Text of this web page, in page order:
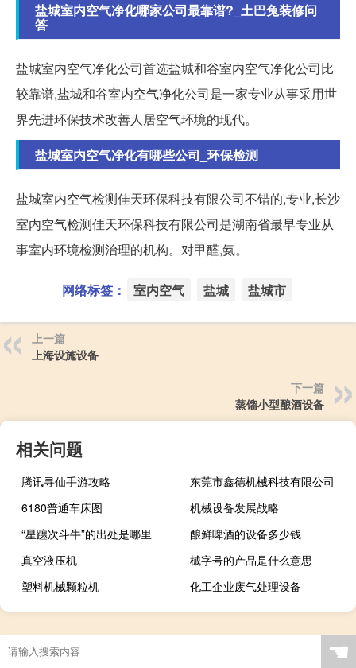
盐城室内空气净化哪家公司最靠谱?_土巴兔装修问
答
盐城室内空气净化公司首选盐城和谷室内空气净化公司比
较靠谱,盐城和谷室内空气净化公司是一家专业从事采用世
界先进环保技术改善人居空气环境的现代。
盐城室内空气净化有哪些公司_环保检测
盐城室内空气检测佳天环保科技有限公司不错的,专业,长沙
室内空气检测佳天环保科技有限公司是湖南省最早专业从
事室内环境检测治理的机构。对甲醛,氨。
网络标签： 室内空气 盐城 盐城市
上一篇
上海设施设备
下一篇
蒸馏小型酿酒设备
相关问题
腾讯寻仙手游攻略
东莞市鑫德机械科技有限公司
6180普通车床图
机械设备发展战略
“星躔次斗牛”的出处是哪里
酿鲜啤酒的设备多少钱
真空液压机
械字号的产品是什么意思
塑料机械颗粒机
化工企业废气处理设备
☚